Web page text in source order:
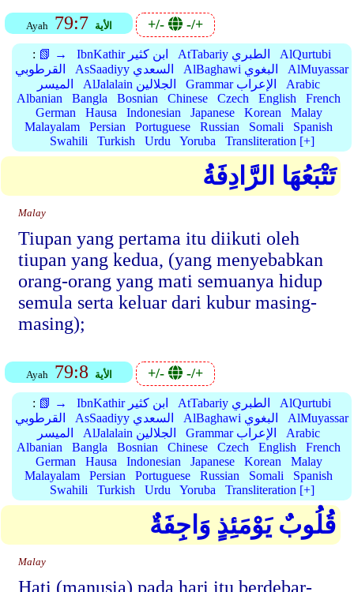
Ayah 79:7 الأية +/- -/+
: 📗 → IbnKathir ابن كثير AtTabariy الطبري
AlQurtubi
القرطوبي
AsSaadiyy السعدي AlBaghawi البغوي
AlMuyassar
الميسر
AlJalalain الجلالين Grammar الإعراب
Arabic
Albanian
Bangla Bosnian Chinese Czech English
French
German
Hausa Indonesian Japanese Korean
Malay
Malayalam
Persian Portuguese Russian Somali
Spanish
Swahili
Turkish Urdu Yoruba Transliteration [+]
تَتْبَعُهَا الرَّادِفَةُ
Malay
Tiupan yang pertama itu diikuti oleh
tiupan yang kedua, (yang menyebabkan
orang-orang yang mati semuanya hidup
semula serta keluar dari kubur masing-
masing);
Ayah 79:8 الأية +/- -/+
: 📗 → IbnKathir ابن كثير AtTabariy الطبري
AlQurtubi
القرطوبي
AsSaadiyy السعدي AlBaghawi البغوي
AlMuyassar
الميسر
AlJalalain الجلالين Grammar الإعراب
Arabic
Albanian
Bangla Bosnian Chinese Czech English
French
German
Hausa Indonesian Japanese Korean
Malay
Malayalam
Persian Portuguese Russian Somali
Spanish
Swahili
Turkish Urdu Yoruba Transliteration [+]
قُلُوبٌ يَوْمَئِذٍ وَاجِفَةٌ
Malay
Hati (manusia) pada hari itu berdebar-